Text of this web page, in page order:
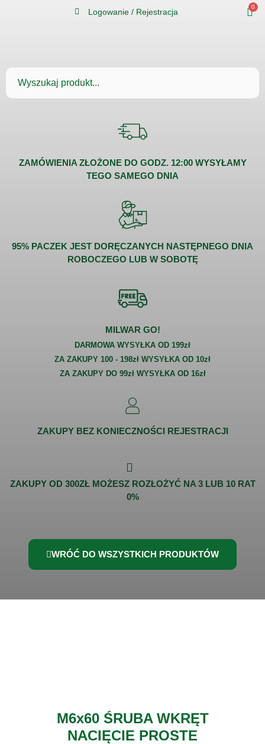
Logowanie / Rejestracja 0
ZAMÓWIENIA ZŁOŻONE DO GODZ. 12:00 WYSYŁAMY
TEGO SAMEGO DNIA
95% PACZEK JEST DORĘCZANYCH NASTĘPNEGO DNIA
ROBOCZEGO LUB W SOBOTĘ
MILWAR GO!
DARMOWA WYSYŁKA OD 199zł
ZA ZAKUPY 100 - 198zł WYSYŁKA OD 10zł
ZA ZAKUPY DO 99zł WYSYŁKA OD 16zł
ZAKUPY BEZ KONIECZNOŚCI REJESTRACJI
ZAKUPY OD 300ZŁ MOŻESZ ROZŁOŻYĆ NA 3 LUB 10 RAT
0%
WRÓĆ DO WSZYSTKICH PRODUKTÓW
M6x60 ŚRUBA WKRĘT
NACIĘCIE PROSTE